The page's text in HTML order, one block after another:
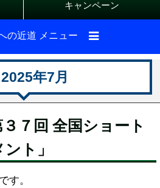
キャンペーン
の近道 メニュー
2025年7月
７回 全国ショート
ト」
す。